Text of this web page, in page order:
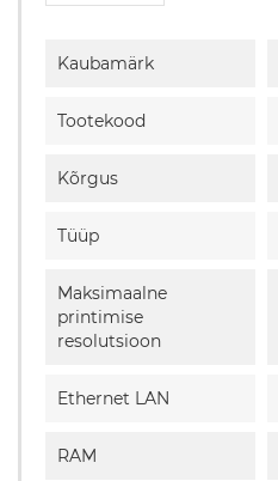
Kaubamärk
Tootekood
Kõrgus
Tüüp
Maksimaalne
printimise
resolutsioon
Ethernet LAN
RAM